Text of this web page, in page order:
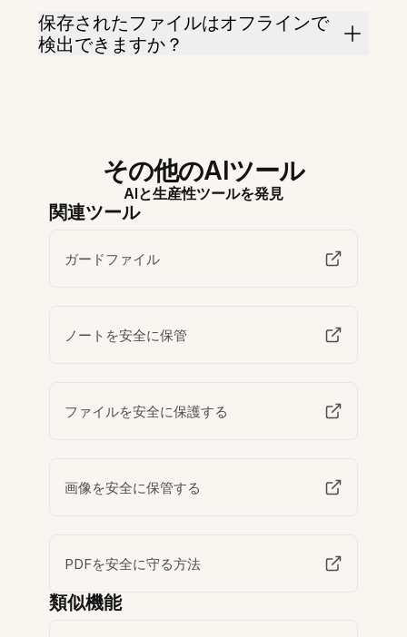
保存されたファイルはオフラインで
検出できますか？
その他のAIツール
AIと生産性ツールを発見
関連ツール
ガードファイル
ノートを安全に保管
ファイルを安全に保護する
画像を安全に保管する
PDFを安全に守る方法
類似機能